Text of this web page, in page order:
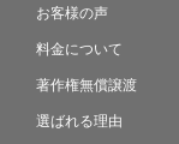
お客様の声
料金について
著作権無償譲渡
選ばれる理由